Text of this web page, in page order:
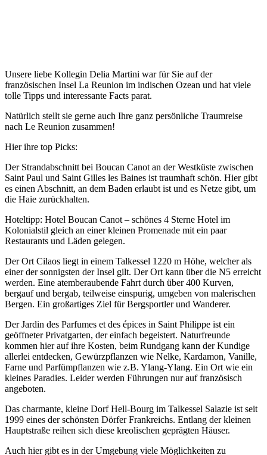
Unsere liebe Kollegin Delia Martini war für Sie auf der
französischen Insel La Reunion im indischen Ozean und hat viele
tolle Tipps und interessante Facts parat.
Natürlich stellt sie gerne auch Ihre ganz persönliche Traumreise
nach Le Reunion zusammen!
Hier ihre top Picks:
Der Strandabschnitt bei Boucan Canot an der Westküste zwischen
Saint Paul und Saint Gilles les Baines ist traumhaft schön. Hier gibt
es einen Abschnitt, an dem Baden erlaubt ist und es Netze gibt, um
die Haie zurückhalten.
Hoteltipp: Hotel Boucan Canot – schönes 4 Sterne Hotel im
Kolonialstil gleich an einer kleinen Promenade mit ein paar
Restaurants und Läden gelegen.
Der Ort Cilaos liegt in einem Talkessel 1220 m Höhe, welcher als
einer der sonnigsten der Insel gilt. Der Ort kann über die N5 erreicht
werden. Eine atemberaubende Fahrt durch über 400 Kurven,
bergauf und bergab, teilweise einspurig, umgeben von malerischen
Bergen. Ein großartiges Ziel für Bergsportler und Wanderer.
Der Jardin des Parfumes et des épices in Saint Philippe ist ein
geöffneter Privatgarten, der einfach begeistert. Naturfreunde
kommen hier auf ihre Kosten, beim Rundgang kann der Kundige
allerlei entdecken, Gewürzpflanzen wie Nelke, Kardamon, Vanille,
Farne und Parfümpflanzen wie z.B. Ylang-Ylang. Ein Ort wie ein
kleines Paradies. Leider werden Führungen nur auf französisch
angeboten.
Das charmante, kleine Dorf Hell-Bourg im Talkessel Salazie ist seit
1999 eines der schönsten Dörfer Frankreichs. Entlang der kleinen
Hauptstraße reihen sich diese kreolischen geprägten Häuser.
Auch hier gibt es in der Umgebung viele Möglichkeiten zu